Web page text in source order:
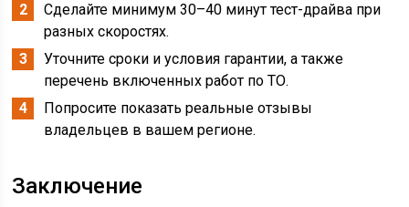
Сделайте минимум 30–40 минут тест-драйва при
разных скоростях.
Уточните сроки и условия гарантии, а также
перечень включенных работ по ТО.
Попросите показать реальные отзывы
владельцев в вашем регионе.
Заключение